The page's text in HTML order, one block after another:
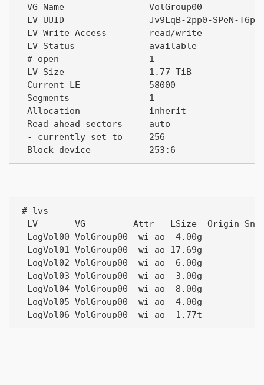
  VG Name                VolGroup00
LV UUID                Jv9LqB-2pp0-SPeN-
  LV Write Access        read/write
  LV Status              available
  # open                 1
  LV Size                1.77 TiB
  Current LE             58000
  Segments               1
  Allocation             inherit
  Read ahead sectors     auto
  - currently set to     256
# lvs
LV       VG         Attr   LSize  Origin
  LogVol00 VolGroup00 -wi-ao  4.00g
  LogVol01 VolGroup00 -wi-ao 17.69g
  LogVol02 VolGroup00 -wi-ao  6.00g
  LogVol03 VolGroup00 -wi-ao  3.00g
  LogVol04 VolGroup00 -wi-ao  8.00g
  LogVol05 VolGroup00 -wi-ao  4.00g